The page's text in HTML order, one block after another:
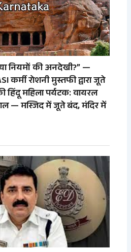
नियमों की अनदेखी?” —
कर्मी रोशनी मुस्तफी द्वारा जूते
महिला पर्यटक: वायरल
— मस्जिद में जूते बंद, मंदिर में